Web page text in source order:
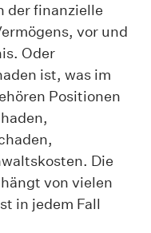
der finanzielle
vor und
Oder
ist, was im
Positionen
Die
von vielen
in jedem Fall